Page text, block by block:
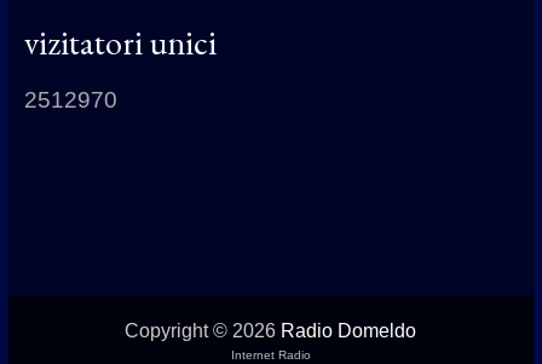
vizitatori unici
2512970
Copyright © 2026 Radio Domeldo
Internet Radio